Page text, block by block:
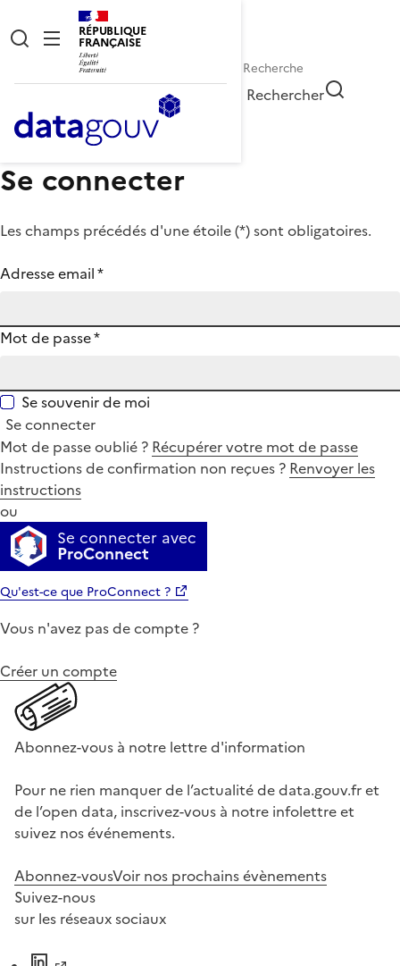
RÉPUBLIQUE
FRANÇAISE
Rechercher
Se connecter
Les champs précédés d'une étoile (*) sont obligatoires.
Adresse email*
Mot de passe*
Se souvenir de moi
Se connecter
Mot de passe oublié ? Récupérer votre mot de passe
Instructions de confirmation non reçues ? Renvoyer les
instructions
ou
Se connecter avec
ProConnect
Qu'est-ce que ProConnect ?
Vous n'avez pas de compte ?
Créer un compte
Abonnez-vous à notre lettre d'information
Pour ne rien manquer de l’actualité de data.gouv.fr et
de l’open data, inscrivez-vous à notre infolettre et
suivez nos événements.
Abonnez-vousVoir nos prochains évènements
Suivez-nous
sur les réseaux sociaux